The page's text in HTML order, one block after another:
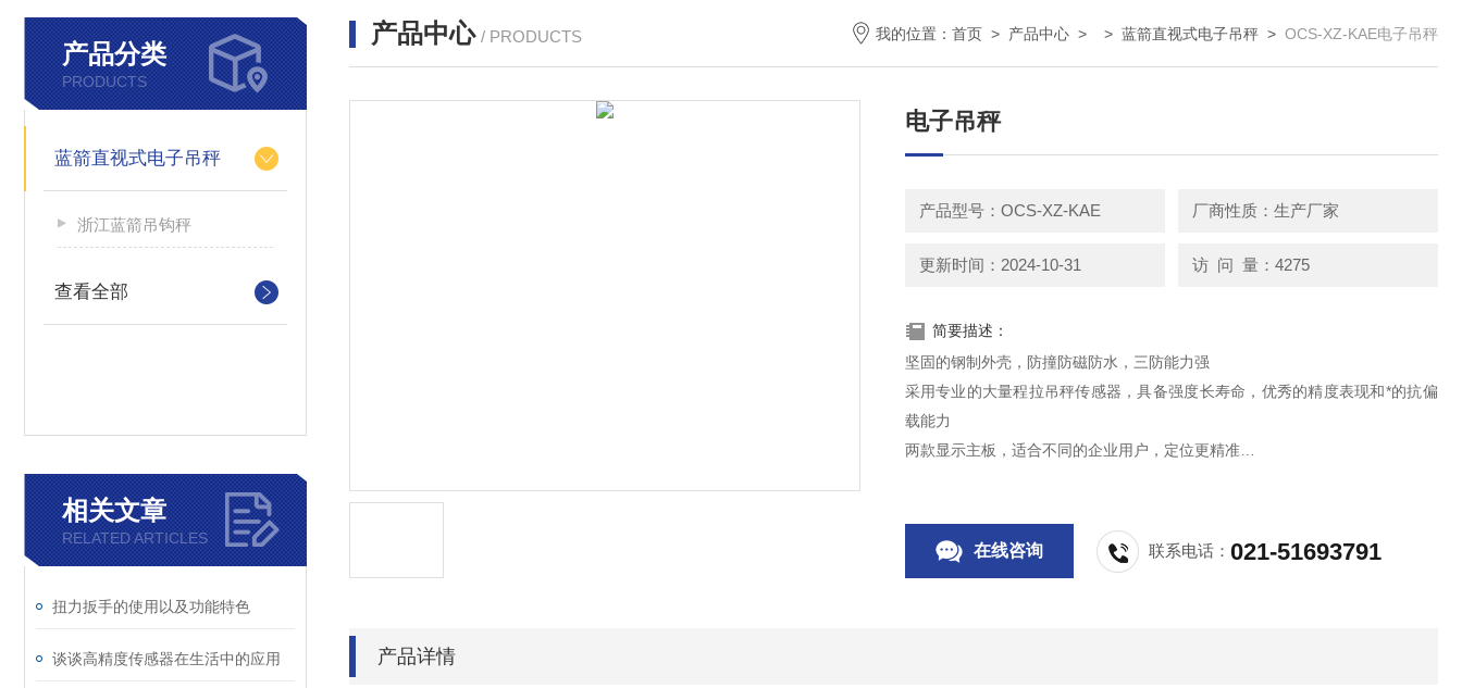
产品分类
PRODUCTS
蓝箭直视式电子吊秤
浙江蓝箭吊钩秤
查看全部
相关文章
RELATED ARTICLES
扭力扳手的使用以及功能特色
谈谈高精度传感器在生活中的应用
产品中心 / PRODUCTS 我的位置： 首页 > 产品中心 > > 蓝箭直视式电子吊秤 > OCS-XZ-KAE电子吊秤
电子吊秤
产品型号：OCS-XZ-KAE 厂商性质：生产厂家
更新时间：2024-10-31 访 问 量：4275
简要描述：
坚固的钢制外壳，防撞防磁防水，三防能力强
采用专业的大量程拉吊秤传感器，具备强度长寿命，优秀的精度表现和*的抗偏
载能力
两款显示主板，适合不同的企业用户，定位更精准
在线咨询 联系电话：021-51693791
产品详情